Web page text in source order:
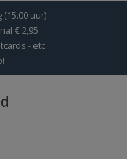
uur)
€ 2,95
- etc.